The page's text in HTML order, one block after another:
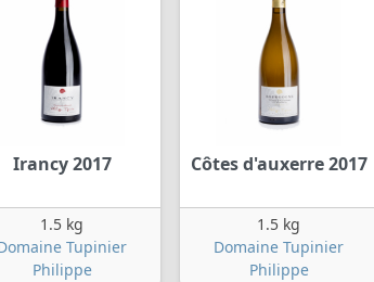
Irancy 2017
1.5 kg
Tupinier
Philippe
Côtes d'auxerre 2017
1.5 kg
Domaine Tupinier
Philippe